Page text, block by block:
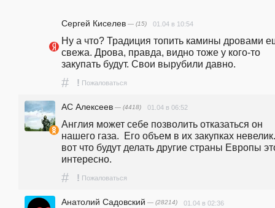
Сергей Киселев — (15) 01.04 в 10:54
Ну а что? Традиция топить камины дровами
свежа. Дрова, правда, видно тоже у кого-то
закупать будут. Свои вырубили давно.
# ! Пожаловаться
АС Алексеев — (4418) 01.04 в 06:52
Англия может себе позволить отказаться он
нашего газа.  Его объем в их закупках
вот что будут делать другие страны Европы
интересно.
# ! Пожаловаться
Анатолий Садовский — (28214) 01.04 в 02:36